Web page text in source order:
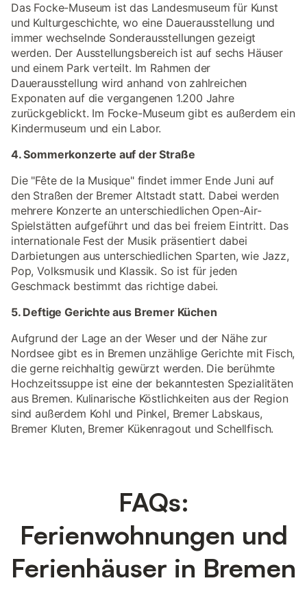
Das Focke-Museum ist das Landesmuseum für Kunst
und Kulturgeschichte, wo eine Dauerausstellung und
immer wechselnde Sonderausstellungen gezeigt
werden. Der Ausstellungsbereich ist auf sechs Häuser
und einem Park verteilt. Im Rahmen der
Dauerausstellung wird anhand von zahlreichen
Exponaten auf die vergangenen 1.200 Jahre
zurückgeblickt. Im Focke-Museum gibt es außerdem ein
Kindermuseum und ein Labor.
4. Sommerkonzerte auf der Straße
Die "Fête de la Musique" findet immer Ende Juni auf
den Straßen der Bremer Altstadt statt. Dabei werden
mehrere Konzerte an unterschiedlichen Open-Air-
Spielstätten aufgeführt und das bei freiem Eintritt. Das
internationale Fest der Musik präsentiert dabei
Darbietungen aus unterschiedlichen Sparten, wie Jazz,
Pop, Volksmusik und Klassik. So ist für jeden
Geschmack bestimmt das richtige dabei.
5. Deftige Gerichte aus Bremer Küchen
Aufgrund der Lage an der Weser und der Nähe zur
Nordsee gibt es in Bremen unzählige Gerichte mit Fisch,
die gerne reichhaltig gewürzt werden. Die berühmte
Hochzeitssuppe ist eine der bekanntesten Spezialitäten
aus Bremen. Kulinarische Köstlichkeiten aus der Region
sind außerdem Kohl und Pinkel, Bremer Labskaus,
Bremer Kluten, Bremer Kükenragout und Schellfisch.
FAQs:
Ferienwohnungen und
Ferienhäuser in Bremen